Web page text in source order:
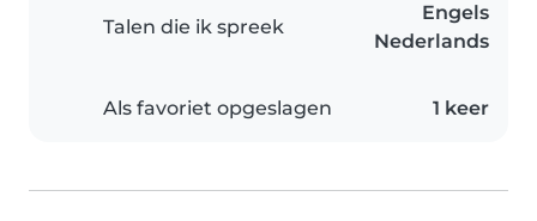
Talen die ik spreek
Engels
Nederlands
Als favoriet opgeslagen 1 keer